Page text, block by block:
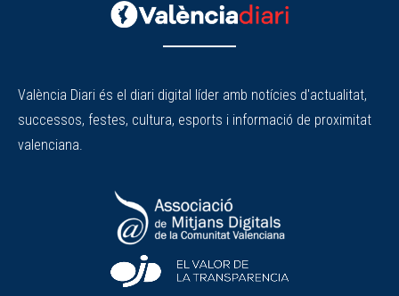
València Diari és el diari digital líder amb notícies d'actualitat,
successos, festes, cultura, esports i informació de proximitat
valenciana.